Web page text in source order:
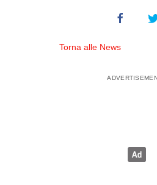
Torna alle News